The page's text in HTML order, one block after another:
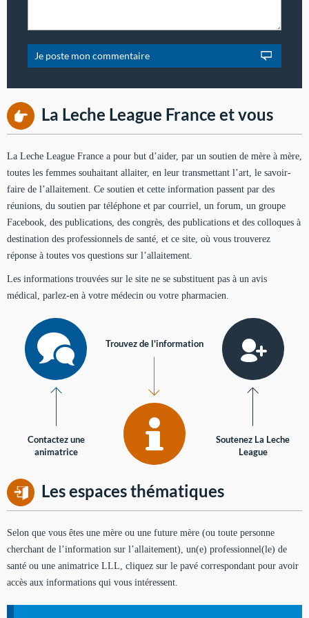
La Leche League France et vous
La Leche League France a pour but d’aider, par un soutien de mère à mère,
toutes les femmes souhaitant allaiter, en leur transmettant l’art, le savoir-
faire de l’allaitement. Ce soutien et cette information passent par des
réunions, du soutien par téléphone et par courriel, un forum, un groupe
Facebook, des publications, des congrès, des publications et des colloques à
destination des professionnels de santé, et ce site, où vous trouverez
réponse à toutes vos questions sur l’allaitement.
Les informations trouvées sur le site ne se substituent pas à un avis
médical, parlez-en à votre médecin ou votre pharmacien.
Contactez une
animatrice
Trouvez de l'information
Soutenez La Leche
League
Les espaces thématiques
Selon que vous êtes une mère ou une future mère (ou toute personne
cherchant de l’information sur l’allaitement), un(e) professionnel(le) de
santé ou une animatrice LLL, cliquez sur le pavé correspondant pour avoir
accès aux informations qui vous intéressent.